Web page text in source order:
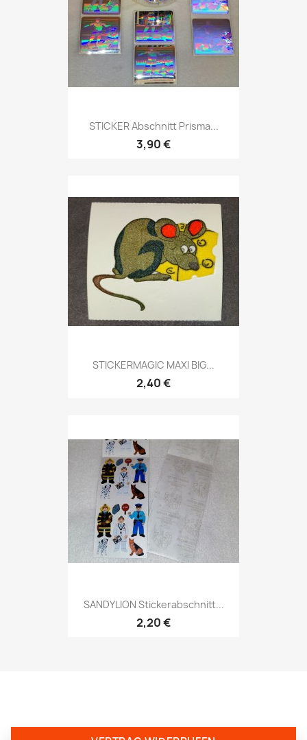
STICKER Abschnitt Prisma...
3,90 €
STICKERMAGIC MAXI BIG...
2,40 €
SANDYLION Stickerabschnitt...
2,20 €